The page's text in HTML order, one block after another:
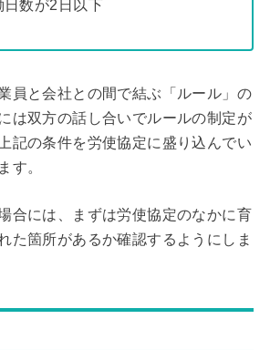
日数が2日以下
員と会社との間で結ぶ「ルール」の
は双方の話し合いでルールの制定が
記の条件を労使協定に盛り込んでい
す。
合には、まずは労使協定のなかに育
た箇所があるか確認するようにしま